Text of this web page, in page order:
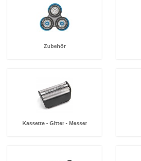
Zubehör
Kassette - Gitter - Messer